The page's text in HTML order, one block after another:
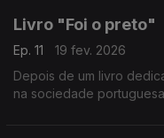
Livro "Foi o preto"
Ep. 11
19 fev. 2026
Depois de um livro
na sociedade